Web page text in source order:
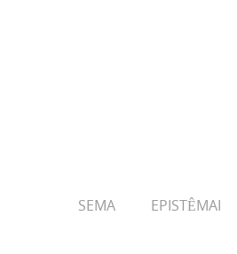
SEMA EPISTÊMAI